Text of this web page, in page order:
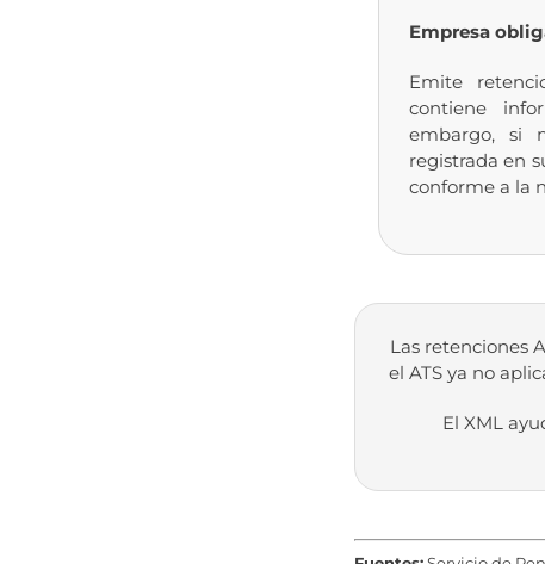
Empresa
Emite
contiene
embargo, si
registrada en
conforme a la
Las retenciones
el ATS ya no
El XML